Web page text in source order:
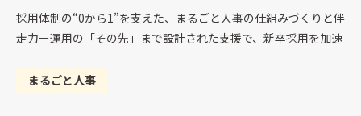
採用体制の“0から1”を支えた、まるごと人事の仕組みづくりと伴
走力ー運用の「その先」まで設計された支援で、新卒採用を加速
まるごと人事